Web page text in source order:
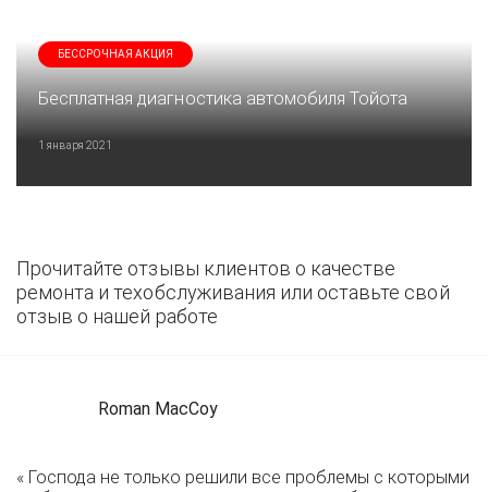
БЕССРОЧНАЯ АКЦИЯ
Бесплатная диагностика автомобиля Тойота
1 января 2021
Прочитайте отзывы клиентов о качестве
ремонта и техобслуживания или оставьте свой
отзыв о нашей работе
Roman MacCoy
« Господа не только решили все проблемы с которыми